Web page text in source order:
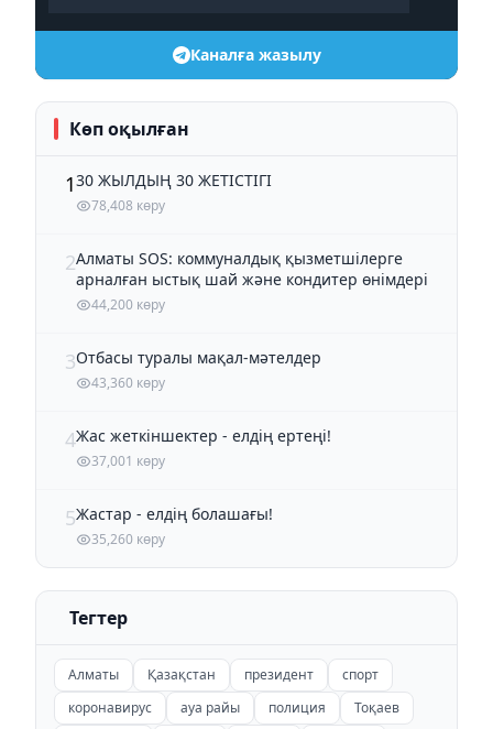
Каналға жазылу
Көп оқылған
130 ЖЫЛДЫҢ 30 ЖЕТІСТІГІ
78,408 көру
2Алматы SOS: коммуналдық қызметшілерге
арналған ыстық шай және кондитер өнімдері
44,200 көру
3Отбасы туралы мақал-мәтелдер
43,360 көру
4Жас жеткіншектер - елдің ертеңі!
37,001 көру
5Жастар - елдің болашағы!
35,260 көру
Тегтер
Алматы Қазақстан президент
спорт
коронавирус
ауа райы полиция
Тоқаев